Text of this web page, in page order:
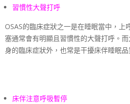
習慣性大聲打呼
OSAS的臨床症狀之一是在睡眠當中，上
塞通常會有明顯且習慣性的大聲打呼。
身的臨床症狀外，也常是干擾床伴睡眠品
床伴注意呼吸暫停